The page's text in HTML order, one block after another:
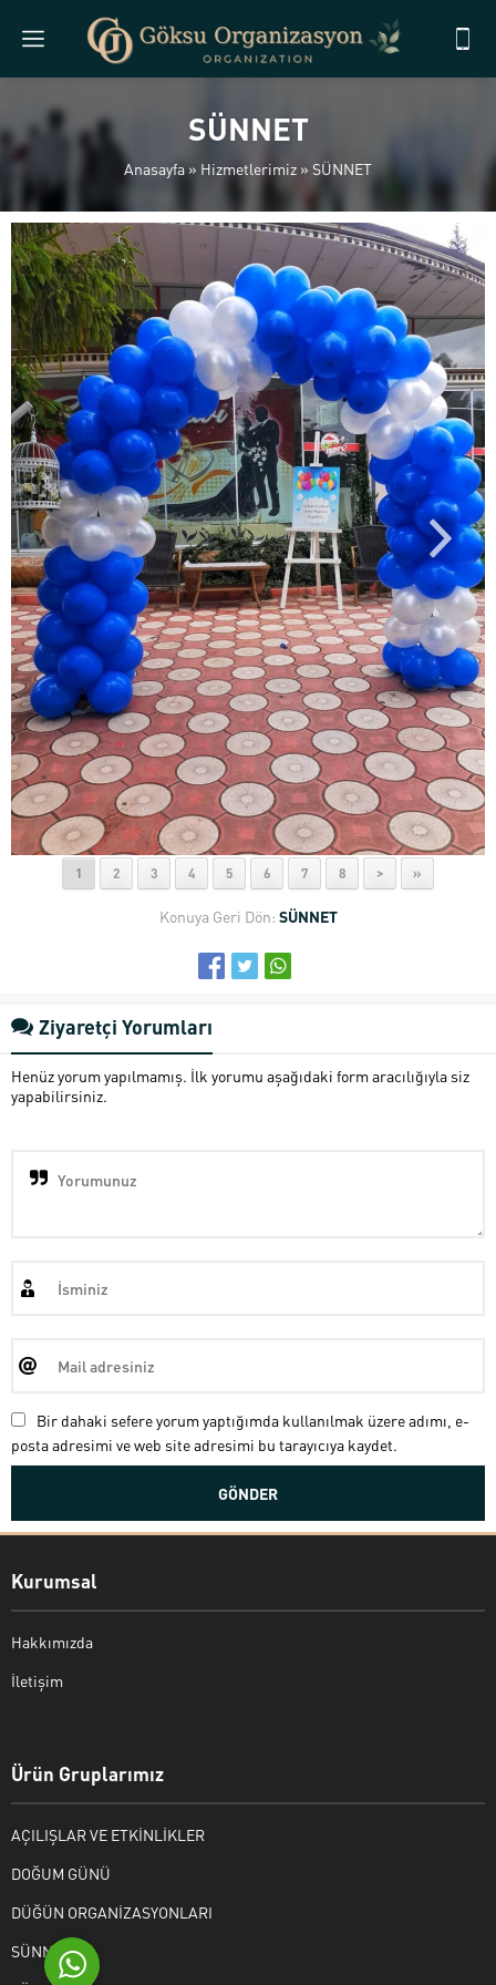
SÜNNET
Anasayfa» Hizmetlerimiz » SÜNNET
1 2 3 4 5 6 7 8 > »
Konuya Geri Dön: SÜNNET
Ziyaretçi Yorumları
Henüz yorum yapılmamış. İlk yorumu aşağıdaki form aracılığıyla siz
yapabilirsiniz.
Bir dahaki sefere yorum yaptığımda kullanılmak üzere adımı, e-
posta adresimi ve web site adresimi bu tarayıcıya kaydet.
Kurumsal
Hakkımızda
İletişim
Ürün Gruplarımız
AÇILIŞLAR VE ETKİNLİKLER
DOĞUM GÜNÜ
DÜĞÜN ORGANİZASYONLARI
SÜNNET